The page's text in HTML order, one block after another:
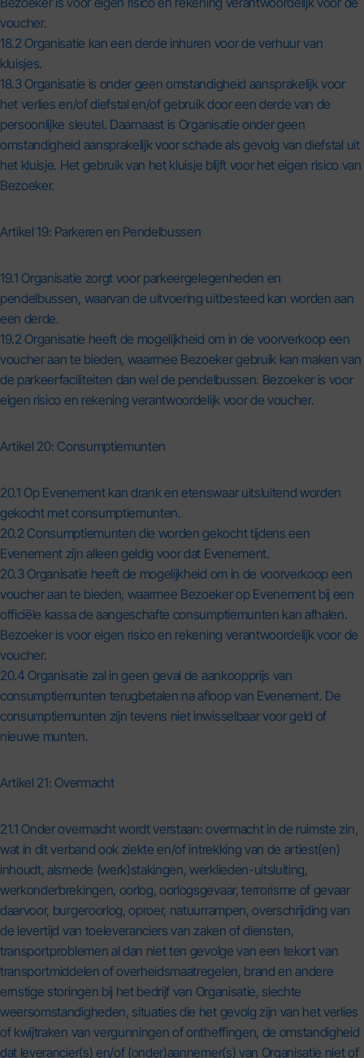
voucher.
18.2 Organisatie kan een derde inhuren voor de verhuur van
kluisjes.
18.3 Organisatie is onder geen omstandigheid aansprakelijk voor
het verlies en/of diefstal en/of gebruik door een derde van de
persoonlijke sleutel. Daarnaast is Organisatie onder geen
omstandigheid aansprakelijk voor schade als gevolg van diefstal uit
het kluisje. Het gebruik van het kluisje blijft voor het eigen risico van
Bezoeker.
Artikel 19: Parkeren en Pendelbussen
19.1 Organisatie zorgt voor parkeergelegenheden en
pendelbussen, waarvan de uitvoering uitbesteed kan worden aan
een derde.
19.2 Organisatie heeft de mogelijkheid om in de voorverkoop een
voucher aan te bieden, waarmee Bezoeker gebruik kan maken van
de parkeerfaciliteiten dan wel de pendelbussen. Bezoeker is voor
eigen risico en rekening verantwoordelijk voor de voucher.
Artikel 20: Consumptiemunten
20.1 Op Evenement kan drank en etenswaar uitsluitend worden
gekocht met consumptiemunten.
20.2 Consumptiemunten die worden gekocht tijdens een
Evenement zijn alleen geldig voor dat Evenement.
20.3 Organisatie heeft de mogelijkheid om in de voorverkoop een
voucher aan te bieden, waarmee Bezoeker op Evenement bij een
officiële kassa de aangeschafte consumptiemunten kan afhalen.
Bezoeker is voor eigen risico en rekening verantwoordelijk voor de
voucher.
20.4 Organisatie zal in geen geval de aankoopprijs van
consumptiemunten terugbetalen na afloop van Evenement. De
consumptiemunten zijn tevens niet inwisselbaar voor geld of
nieuwe munten.
Artikel 21: Overmacht
21.1 Onder overmacht wordt verstaan: overmacht in de ruimste zin,
wat in dit verband ook ziekte en/of intrekking van de artiest(en)
inhoudt, alsmede (werk)stakingen, werklieden-uitsluiting,
werkonderbrekingen, oorlog, oorlogsgevaar, terrorisme of gevaar
daarvoor, burgeroorlog, oproer, natuurrampen, overschrijding van
de levertijd van toeleveranciers van zaken of diensten,
transportproblemen al dan niet ten gevolge van een tekort van
transportmiddelen of overheidsmaatregelen, brand en andere
ernstige storingen bij het bedrijf van Organisatie, slechte
weersomstandigheden, situaties die het gevolg zijn van het verlies
of kwijtraken van vergunningen of ontheffingen, de omstandigheid
dat leverancier(s) en/of (onder)aannemer(s) van Organisatie niet of